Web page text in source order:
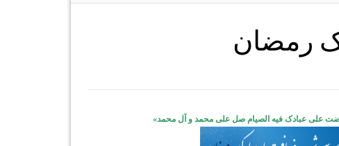
رمضان
علی عبادک فیه الصیام صل علی محمد و آل محمد»